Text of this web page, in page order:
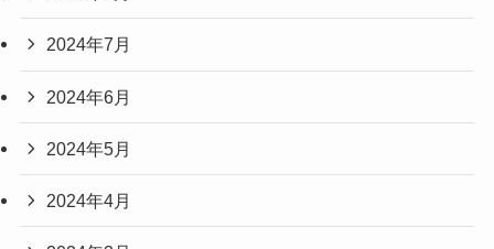
2024年7月
2024年6月
2024年5月
2024年4月